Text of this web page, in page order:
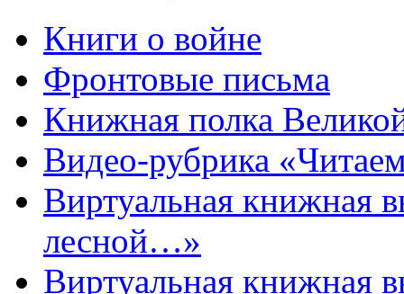
Книги о войне
Фронтовые письма
Книжная полка
Видео-рубрика
Виртуальная книжная
лесной…»
Виртуальная книжная